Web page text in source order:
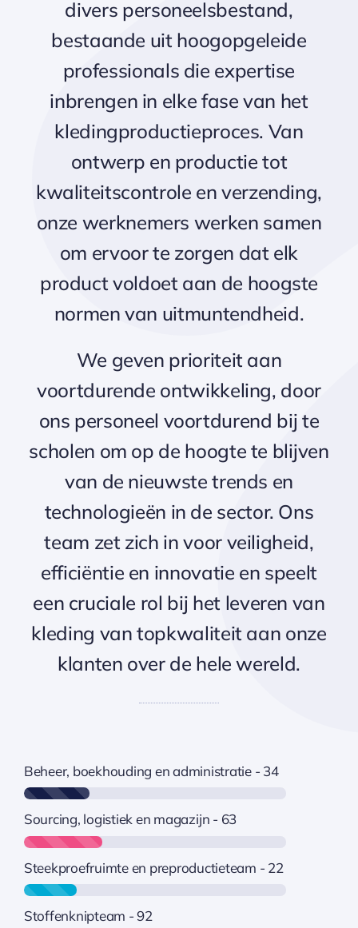
divers personeelsbestand,
bestaande uit hoogopgeleide
professionals die expertise
inbrengen in elke fase van het
kledingproductieproces. Van
ontwerp en productie tot
kwaliteitscontrole en verzending,
onze werknemers werken samen
om ervoor te zorgen dat elk
product voldoet aan de hoogste
normen van uitmuntendheid.
We geven prioriteit aan
voortdurende ontwikkeling, door
ons personeel voortdurend bij te
scholen om op de hoogte te blijven
van de nieuwste trends en
technologieën in de sector. Ons
team zet zich in voor veiligheid,
efficiëntie en innovatie en speelt
een cruciale rol bij het leveren van
kleding van topkwaliteit aan onze
klanten over de hele wereld.
Beheer, boekhouding en administratie - 34
Sourcing, logistiek en magazijn - 63
Steekproefruimte en preproductieteam - 22
Stoffenknipteam - 92